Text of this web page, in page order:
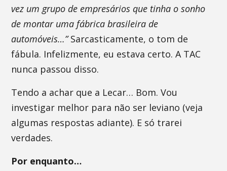
vez um grupo de empresários que tinha o sonho
de montar uma fábrica brasileira de
automóveis…”Sarcasticamente, o tom de
fábula. Infelizmente, eu estava certo. A TAC
nunca passou disso.
Tendo a achar que a Lecar… Bom. Vou
investigar melhor para não ser leviano (veja
algumas respostas adiante). E só trarei
verdades.
Por enquanto…